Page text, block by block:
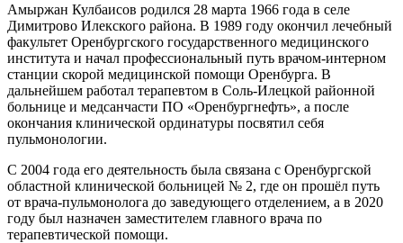
Амыржан Кулбаисов родился 28 марта 1966 года в селе
Димитрово Илекского района. В 1989 году окончил лечебный
факультет Оренбургского государственного медицинского
института и начал профессиональный путь врачом-интерном
станции скорой медицинской помощи Оренбурга. В
дальнейшем работал терапевтом в Соль-Илецкой районной
больнице и медсанчасти ПО «Оренбургнефть», а после
окончания клинической ординатуры посвятил себя
пульмонологии.
С 2004 года его деятельность была связана с Оренбургской
областной клинической больницей № 2, где он прошёл путь
от врача-пульмонолога до заведующего отделением, а в 2020
году был назначен заместителем главного врача по
терапевтической помощи.